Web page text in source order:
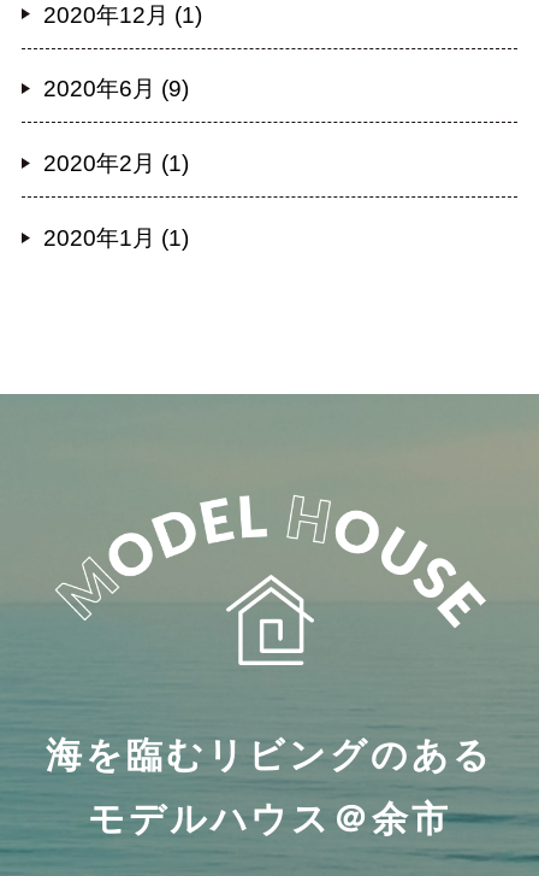
2020年12月 (1)
2020年6月 (9)
2020年2月 (1)
2020年1月 (1)
海を臨むリビングのある
モデルハウス＠余市